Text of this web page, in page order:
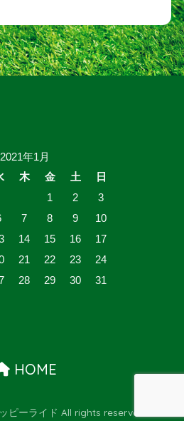
2021年1月
木 金 土
日
1
2
3
7 8 9
10
14 15 16
17
21 22 23
24
28 29 30
31
HOME
ピーライド All rights reserved.